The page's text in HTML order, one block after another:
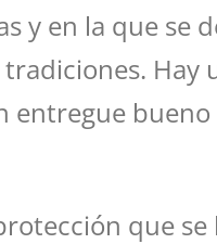
y en la que se
Hay
entregue bueno
que se